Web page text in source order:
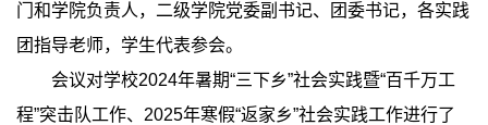
门和学院负责人，二级学院党委副书记、团委书记，各实践
团指导老师，学生代表参会。
会议对学校2024年暑期“三下乡”社会实践暨“百千万工
程”突击队工作、2025年寒假“返家乡”社会实践工作进行了